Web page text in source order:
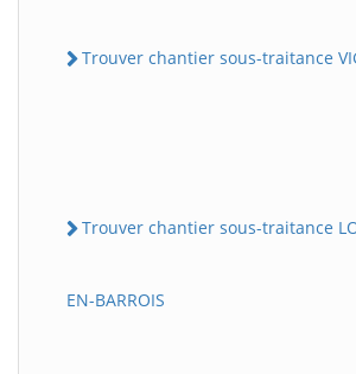
Trouver chantier sous-traitance
Trouver chantier sous-traitance
EN-BARROIS